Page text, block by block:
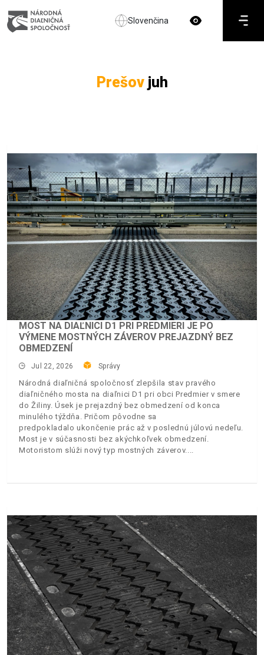
Slovenčina
Prešovjuh
MOST NA DIAĽNICI D1 PRI PREDMIERI JE PO
VÝMENE MOSTNÝCH ZÁVEROV PREJAZDNÝ BEZ
OBMEDZENÍ
Jul 22, 2026 Správy
Národná diaľničná spoločnosť zlepšila stav pravého
diaľničného mosta na diaľnici D1 pri obci Predmier v smere
do Žiliny. Úsek je prejazdný bez obmedzení od konca
minulého týždňa. Pričom pôvodne sa
predpokladalo ukončenie prác až v poslednú júlovú nedeľu.
Most je v súčasnosti bez akýchkoľvek obmedzení.
Motoristom slúži nový typ mostných záverov.